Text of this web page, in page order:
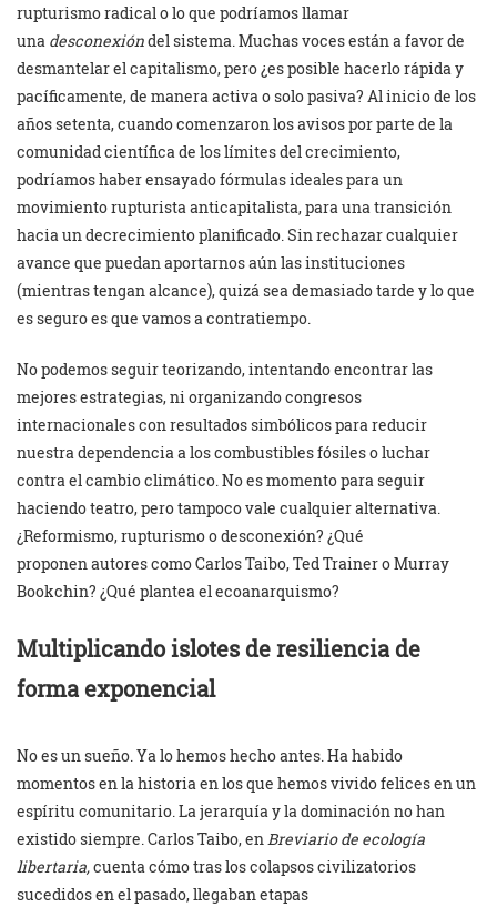
rupturismo radical o lo que podríamos llamar
una desconexióndel sistema. Muchas voces están a favor de
desmantelar el capitalismo, pero ¿es posible hacerlo rápida y
pacíficamente, de manera activa o solo pasiva? Al inicio de los
años setenta, cuando comenzaron los avisos por parte de la
comunidad científica de los límites del crecimiento,
podríamos haber ensayado fórmulas ideales para un
movimiento rupturista anticapitalista, para una transición
hacia un decrecimiento planificado. Sin rechazar cualquier
avance que puedan aportarnos aún las instituciones
(mientras tengan alcance), quizá sea demasiado tarde y lo que
es seguro es que vamos a contratiempo.
No podemos seguir teorizando, intentando encontrar las
mejores estrategias, ni organizando congresos
internacionales con resultados simbólicos para reducir
nuestra dependencia a los combustibles fósiles o luchar
contra el cambio climático. No es momento para seguir
haciendo teatro, pero tampoco vale cualquier alternativa.
¿Reformismo, rupturismo o desconexión? ¿Qué
proponen autores como Carlos Taibo, Ted Trainer o Murray
Bookchin? ¿Qué plantea el ecoanarquismo?
Multiplicando islotes de resiliencia de
forma exponencial
No es un sueño. Ya lo hemos hecho antes. Ha habido
momentos en la historia en los que hemos vivido felices en un
espíritu comunitario. La jerarquía y la dominación no han
existido siempre. Carlos Taibo, enBreviario de ecología
libertaria,cuenta cómo tras los colapsos civilizatorios
sucedidos en el pasado, llegaban etapas